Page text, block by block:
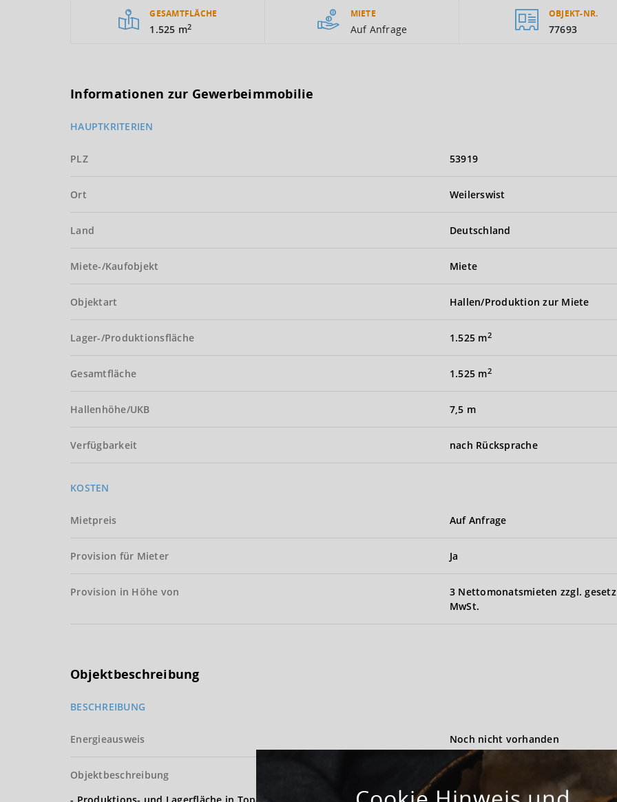
GESAMTFLÄCHE
1.525 m2
MIETE
Auf Anfrage
OBJEKT-NR.
77693
Informationen zur Gewerbeimmobilie
HAUPTKRITERIEN
PLZ 53919
Ort Weilerswist
Land Deutschland
Miete-/Kaufobjekt Miete
Objektart Hallen/Produktion zur Miete
Lager-/Produktionsfläche 1.525 m2
Gesamtfläche 1.525 m2
Hallenhöhe/UKB 7,5 m
Verfügbarkeit nach Rücksprache
KOSTEN
Mietpreis Auf Anfrage
Provision für Mieter Ja
Provision in Höhe von
3 Nettomonatsmieten zzgl.
MwSt.
Objektbeschreibung
BESCHREIBUNG
Energieausweis Noch nicht vorhanden
Objektbeschreibung